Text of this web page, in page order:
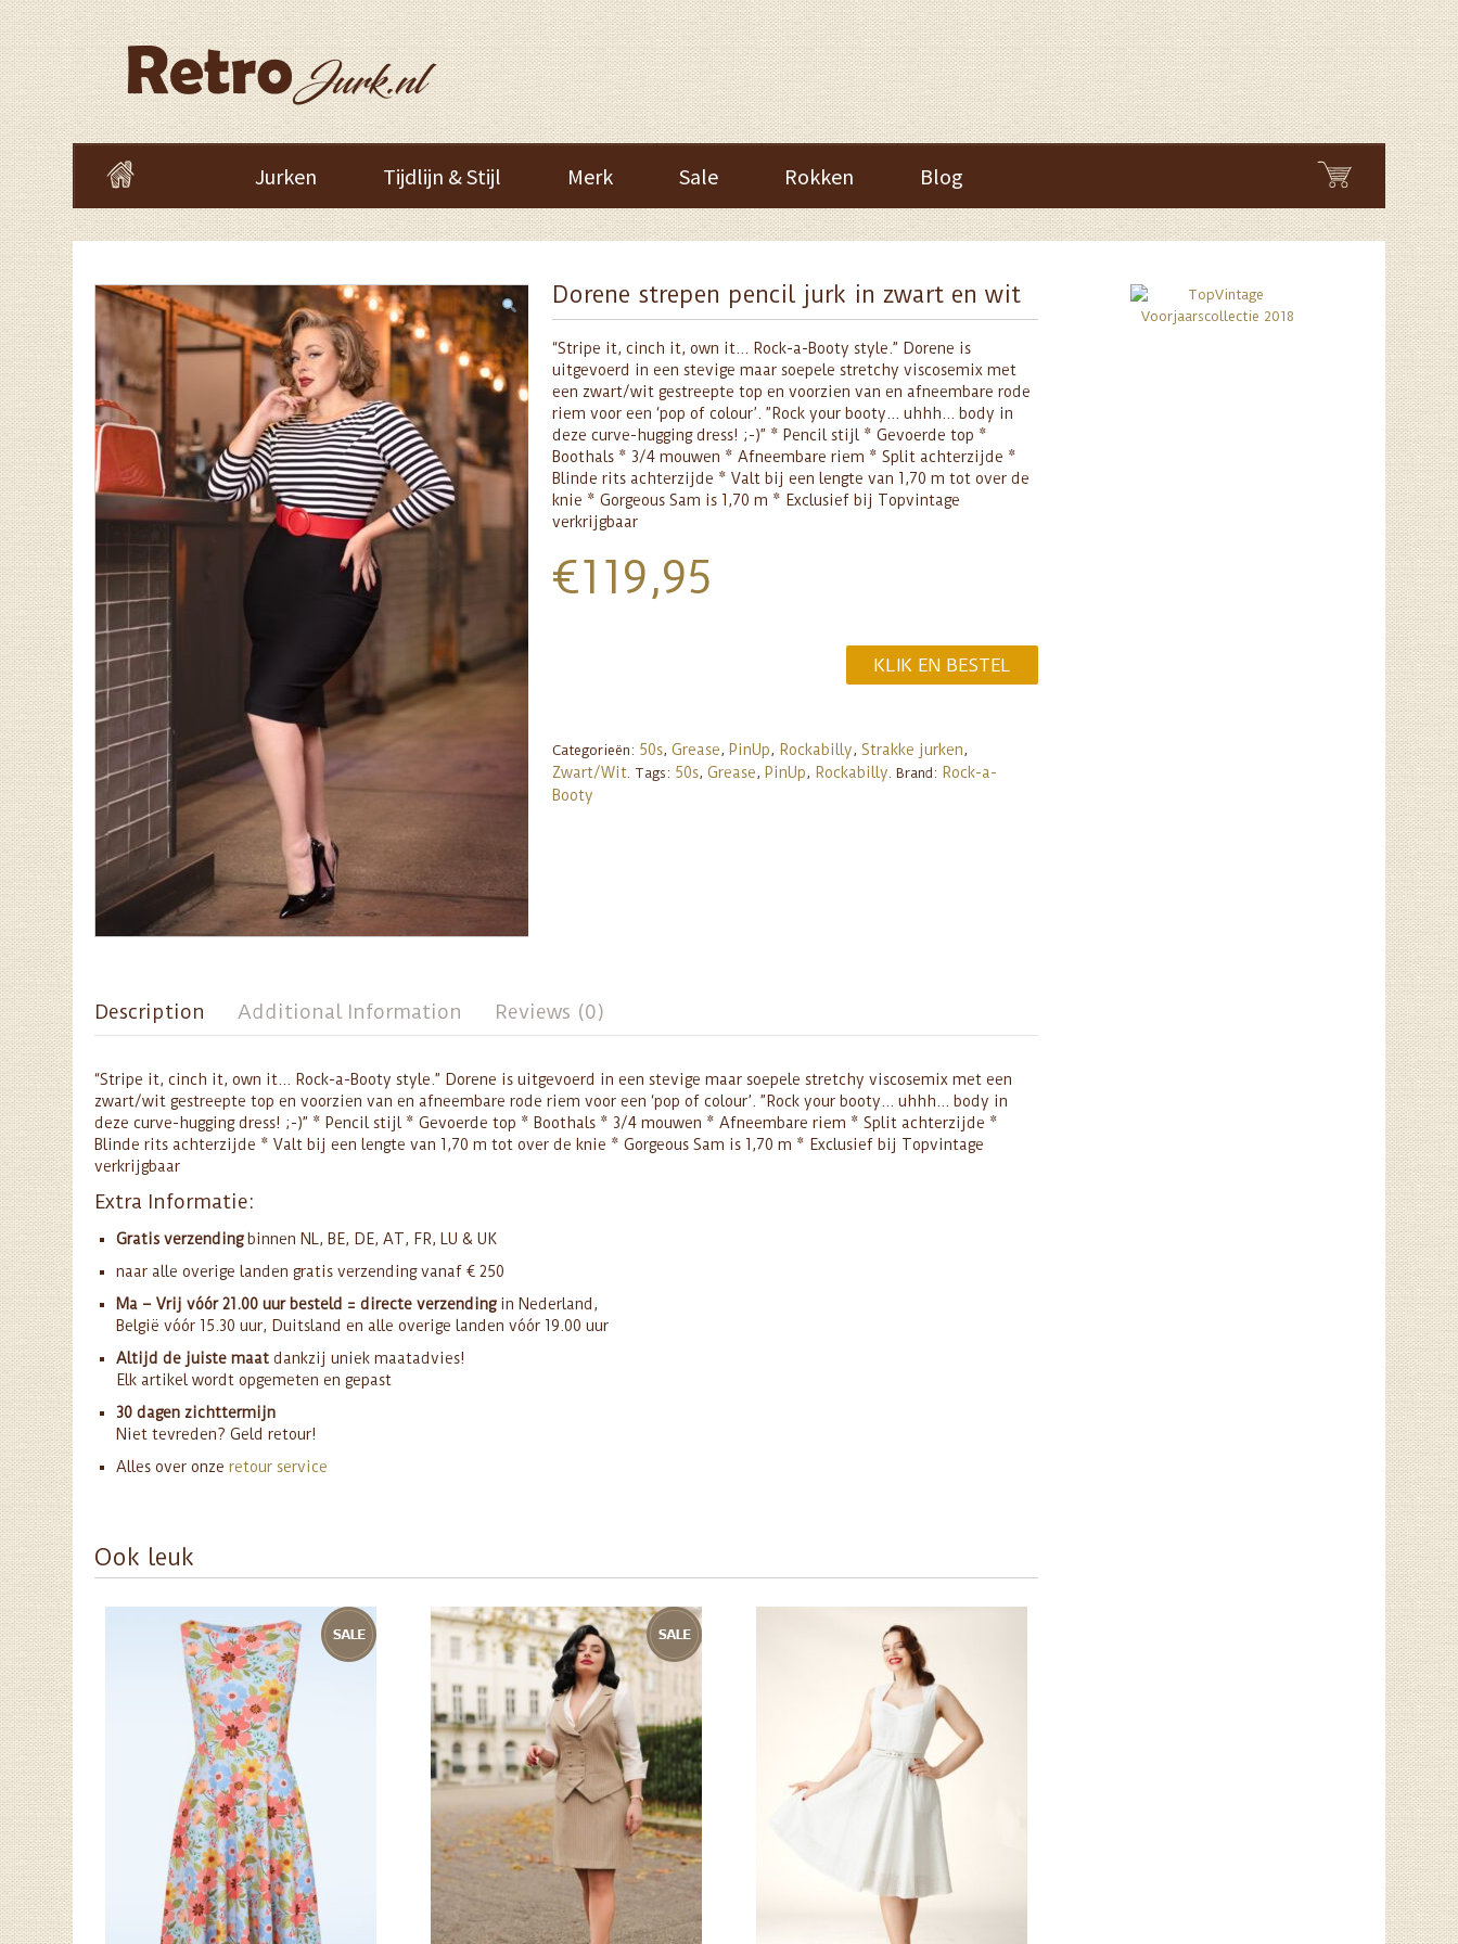
Jurken Tijdlijn & Stijl Merk Sale Rokken Blog
Dorene strepen pencil jurk in zwart en wit
“Stripe it, cinch it, own it… Rock-a-Booty style.” Dorene is
uitgevoerd in een stevige maar soepele stretchy viscosemix met
een zwart/wit gestreepte top en voorzien van en afneembare rode
riem voor een ‘pop of colour’. ”Rock your booty… uhhh… body in
deze curve-hugging dress! ;-)” * Pencil stijl * Gevoerde top *
Boothals * 3/4 mouwen * Afneembare riem * Split achterzijde *
Blinde rits achterzijde * Valt bij een lengte van 1,70 m tot over de
knie * Gorgeous Sam is 1,70 m * Exclusief bij Topvintage
verkrijgbaar
€119,95
KLIK EN BESTEL
Categorieën: 50s,Grease, PinUp, Rockabilly,Strakke jurken,
Zwart/Wit. Tags: 50s,Grease, PinUp, Rockabilly. Brand: Rock-a-
Booty
Description Additional Information Reviews (0)
“Stripe it, cinch it, own it… Rock-a-Booty style.” Dorene is uitgevoerd in een stevige maar soepele stretchy viscosemix met een
zwart/wit gestreepte top en voorzien van en afneembare rode riem voor een ‘pop of colour’. ”Rock your booty… uhhh… body in
deze curve-hugging dress! ;-)” * Pencil stijl * Gevoerde top * Boothals * 3/4 mouwen * Afneembare riem * Split achterzijde *
Blinde rits achterzijde * Valt bij een lengte van 1,70 m tot over de knie * Gorgeous Sam is 1,70 m * Exclusief bij Topvintage
verkrijgbaar
Extra Informatie:
Gratis verzendingbinnen NL, BE, DE, AT, FR, LU & UK
naar alle overige landen gratis verzending vanaf € 250
Ma – Vrij vóór 21.00 uur besteld = directe verzendingin Nederland,
België vóór 15.30 uur, Duitsland en alle overige landen vóór 19.00 uur
Altijd de juiste maat dankzij uniek maatadvies!
Elk artikel wordt opgemeten en gepast
30 dagen zichttermijn
Niet tevreden? Geld retour!
Alles over onze retour service
Ook leuk